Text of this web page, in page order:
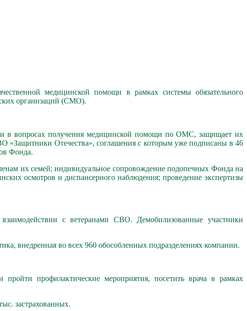
медицинской помощи в рамках системы обязательного
организаций (СМО).
в вопросах получения медицинской помощи по ОМС, защищает их
«Защитники Отечества», соглашения с которым уже подписаны в 46
Фонда.
их семей; индивидуальное сопровождение подопечных Фонда на
осмотров и диспансерного наблюдения; проведение экспертизы
с ветеранами СВО. Демобилизованные участники
внедренная во всех 960 обособленных подразделениях компании.
профилактические мероприятия, посетить врача в рамках
застрахованных.